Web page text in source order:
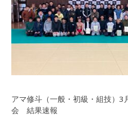
アマ修斗（一般・初級・組技）
会 結果速報